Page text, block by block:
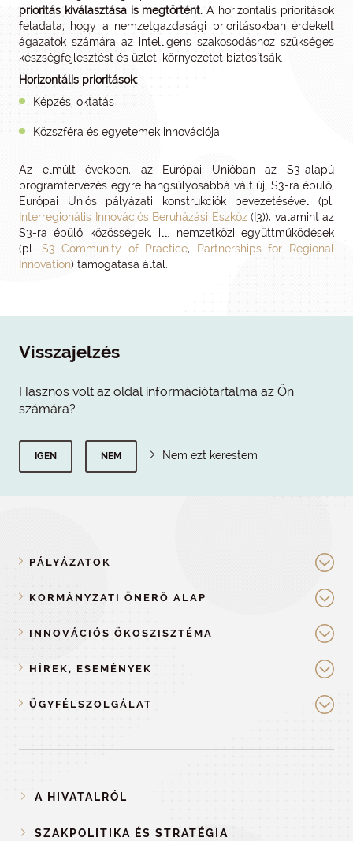
prioritás kiválasztása is megtörtént. A horizontális prioritások
feladata, hogy a nemzetgazdasági prioritásokban érdekelt
ágazatok számára az intelligens szakosodáshoz szükséges
készségfejlesztést és üzleti környezetet biztosítsák.
Horizontális prioritások:
Képzés, oktatás
Közszféra és egyetemek innovációja
Az elmúlt években, az Európai Unióban az S3-alapú
programtervezés egyre hangsúlyosabbá vált új, S3-ra épülő,
Európai Uniós pályázati konstrukciók bevezetésével (pl.
Interregionális Innovációs Beruházási Eszköz(I3)); valamint az
S3-ra épülő közösségek, ill. nemzetközi együttműködések
(pl. S3 Community of Practice,
Partnerships for Regional
Innovation) támogatása által.
Visszajelzés
Hasznos volt az oldal információtartalma az Ön
számára?
IGEN NEM Nem ezt kerestem
PÁLYÁZATOK
KORMÁNYZATI ÖNERŐ ALAP
INNOVÁCIÓS ÖKOSZISZTÉMA
HÍREK, ESEMÉNYEK
ÜGYFÉLSZOLGÁLAT
A HIVATALRÓL
SZAKPOLITIKA ÉS STRATÉGIA